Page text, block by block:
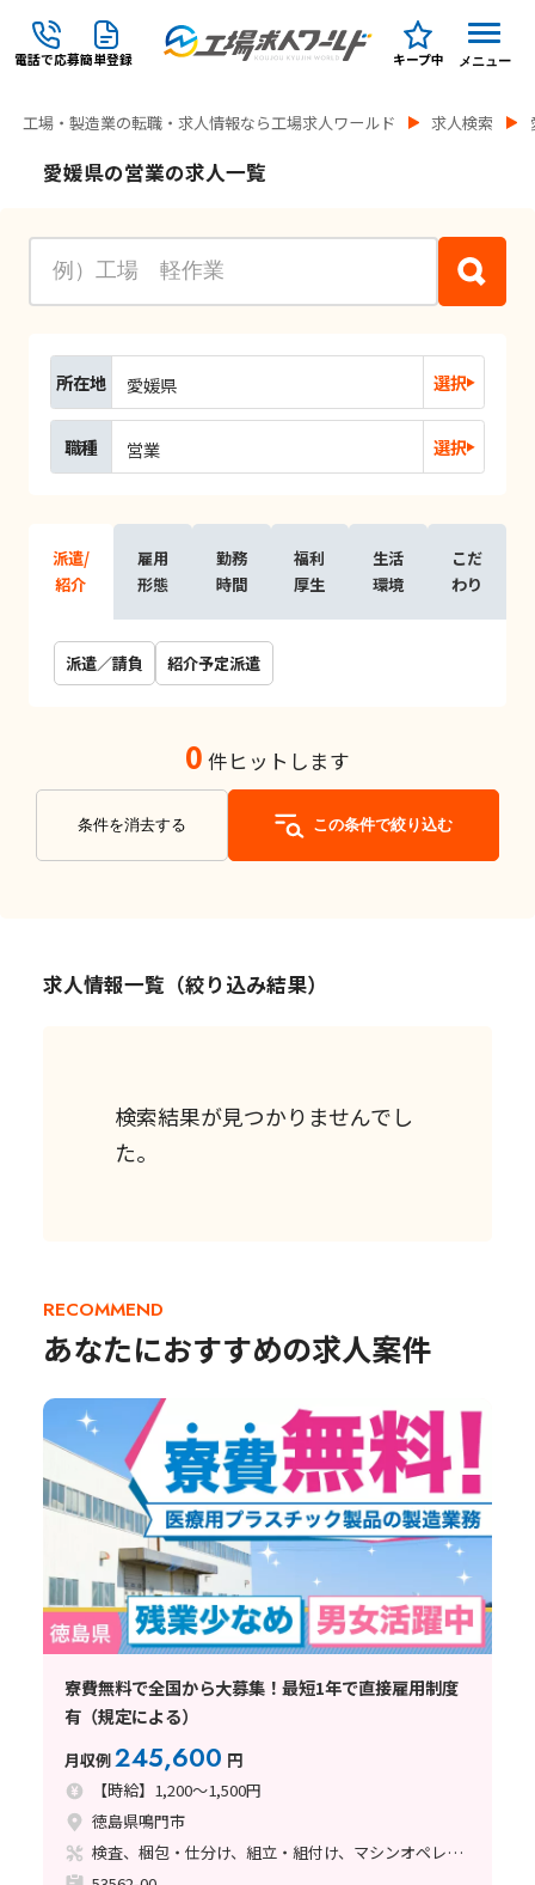
電話で応募簡単登録 キープ中 メニュー
工場・製造業の転職・求人情報なら工場求人ワールド 求人検索
愛媛県の営業の求人一覧
所在地 愛媛県 選択
職種 営業 選択
派遣/
紹介
雇用
形態
勤務
時間
福利
厚生
生活
環境
こだ
わり
派遣／請負 紹介予定派遣
0 件ヒットします
条件を消去する この条件で絞り込む
求人情報一覧（絞り込み結果）
検索結果が見つかりませんでし
た。
RECOMMEND
あなたにおすすめの求人案件
寮費無料で全国から大募集！最短1年で直接雇用制度
有（規定による）
月収例245,600 円
【時給】1,200～1,500円
徳島県鳴門市
検査、梱包・仕分け、組立・組付け、マシンオペレーター、クリーンルーム、立ち作業